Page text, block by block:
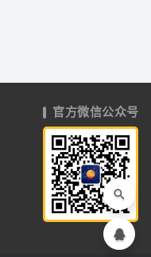
官方微信公众号